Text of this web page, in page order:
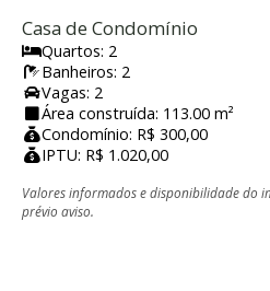
Casa de Condomínio
Quartos: 2
Banheiros: 2
Vagas: 2
Área construída: 113.00 m²
Condomínio: R$ 300,00
IPTU: R$ 1.020,00
Valores informados e disponibilidade do
prévio aviso.